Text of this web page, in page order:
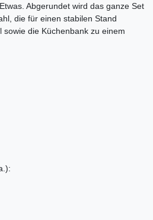
Abgerundet wird das ganze Set
die für einen stabilen Stand
die Küchenbank zu einem